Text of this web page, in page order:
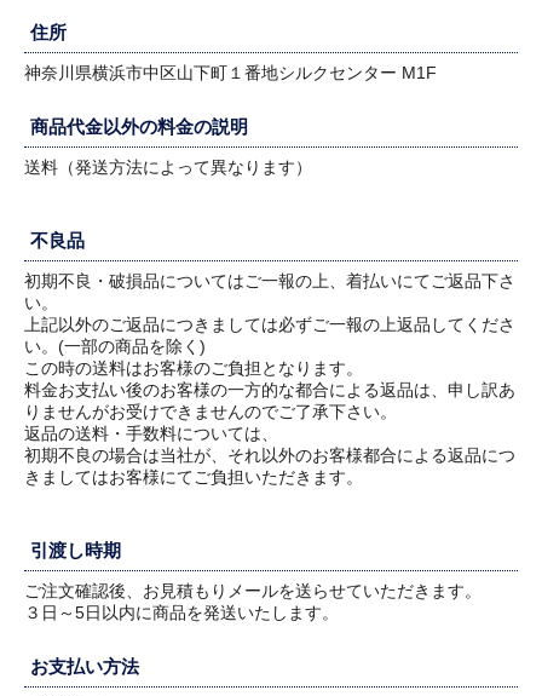
住所
神奈川県横浜市中区山下町１番地シルクセンター M1F
商品代金以外の料金の説明
送料（発送方法によって異なります）
不良品
初期不良・破損品についてはご一報の上、着払いにてご返品下さ
い。
上記以外のご返品につきましては必ずご一報の上返品してくださ
い。(一部の商品を除く)
この時の送料はお客様のご負担となります。
料金お支払い後のお客様の一方的な都合による返品は、申し訳あ
りませんがお受けできませんのでご了承下さい。
返品の送料・手数料については、
初期不良の場合は当社が、それ以外のお客様都合による返品につ
きましてはお客様にてご負担いただきます。
引渡し時期
ご注文確認後、お見積もりメールを送らせていただきます。
３日～5日以内に商品を発送いたします。
お支払い方法